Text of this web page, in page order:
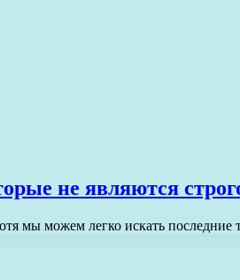
не являются
мы можем легко искать